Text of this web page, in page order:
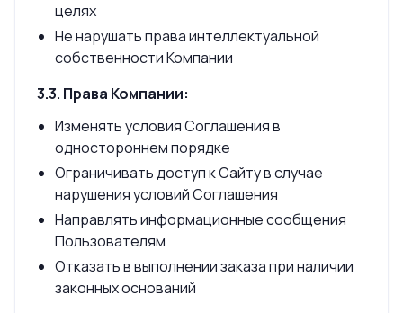
целях
Не нарушать права интеллектуальной
собственности Компании
3.3. Права Компании:
Изменять условия Соглашения в
одностороннем порядке
Ограничивать доступ к Сайту в случае
нарушения условий Соглашения
Направлять информационные сообщения
Пользователям
Отказать в выполнении заказа при наличии
законных оснований